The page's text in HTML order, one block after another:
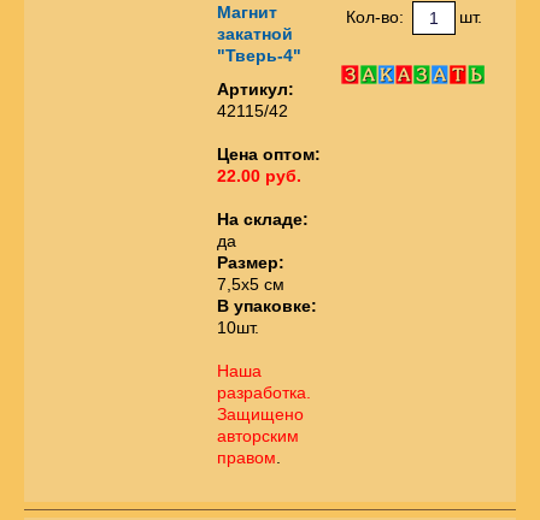
Магнит
закатной
"Тверь-4"
Артикул:
42115/42
Цена оптом:
22.00 руб.
На складе:
да
Размер:
7,5х5 см
В упаковке:
10шт.
Наша
разработка.
Защищено
авторским
правом
Кол-во: шт.